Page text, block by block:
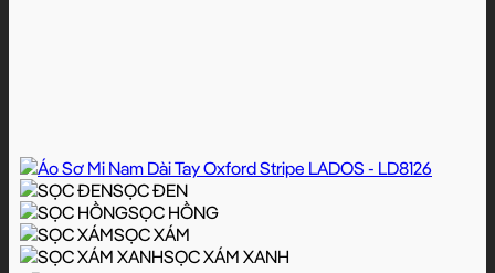
SỌC ĐEN
SỌC HỒNG
SỌC XÁM
SỌC XÁM XANH